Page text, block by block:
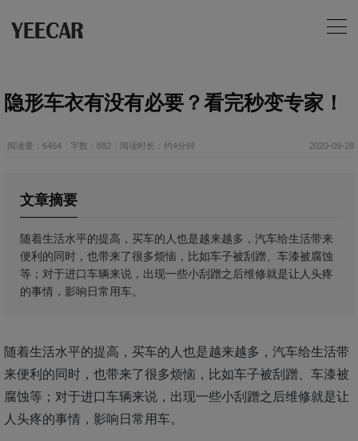
隐形车衣有没有必要？看完秒变专家！
阅读量：6464 字数：882 阅读时长：约4分钟 2020-09-28
文章摘要
随着生活水平的提高，买车的人也是越来越多，汽车给生活带来
便利的同时，也带来了很多烦恼，比如车子被刮蹭、车漆被腐蚀
等；对于进口车辆来说，出现一些小刮蹭之后维修就是让人头疼
的事情，影响日常用车。
随着生活水平的提高，买车的人也是越来越多，汽车给生活带
来便利的同时，也带来了很多烦恼，比如车子被刮蹭、车漆被
腐蚀等；对于进口车辆来说，出现一些小刮蹭之后维修就是让
人头疼的事情，影响日常用车。